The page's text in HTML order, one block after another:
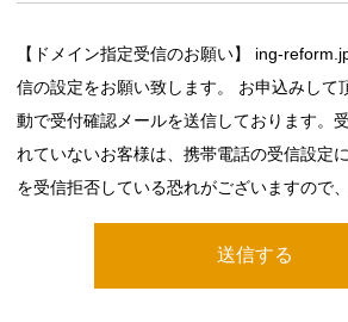
【ドメイン指定受信のお願い】 ing-
信の設定をお願い致します。 お申込みして
動で受付確認メールを送信しております。
れていないお客様は、携帯電話の受信設定
を受信拒否している恐れがございますので